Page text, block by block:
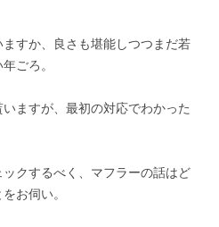
すか、良さも堪能しつつまだ若
ごろ。
ますが、最初の対応でわかった
クするべく、マフラーの話はど
お伺い。